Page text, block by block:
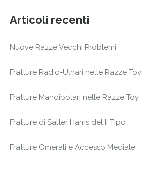
Articoli recenti
Nuove Razze Vecchi Problemi
Fratture Radio-Ulnari nelle Razze Toy
Fratture Mandibolari nelle Razze Toy
Fratture di Salter Harris del II Tipo
Fratture Omerali e Accesso Mediale